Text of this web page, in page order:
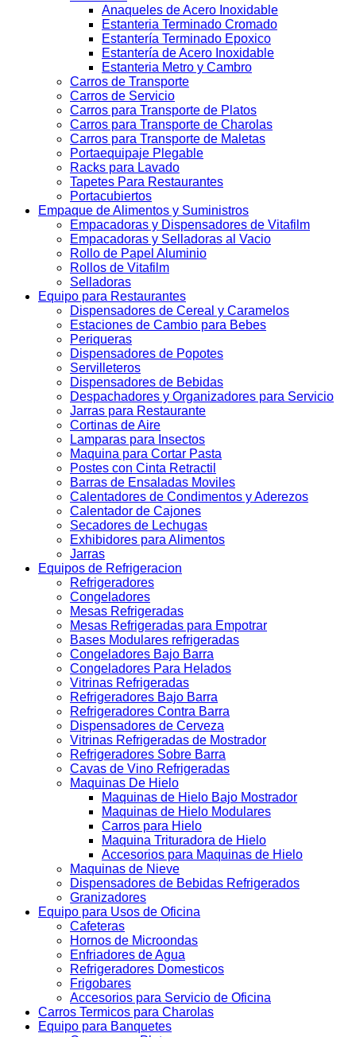
Anaqueles de Acero Inoxidable
Estanteria Terminado Cromado
Estantería Terminado Epoxico
Estantería de Acero Inoxidable
Estanteria Metro y Cambro
Carros de Transporte
Carros de Servicio
Carros para Transporte de Platos
Carros para Transporte de Charolas
Carros para Transporte de Maletas
Portaequipaje Plegable
Racks para Lavado
Tapetes Para Restaurantes
Portacubiertos
Empaque de Alimentos y Suministros
Empacadoras y Dispensadores de Vitafilm
Empacadoras y Selladoras al Vacio
Rollo de Papel Aluminio
Rollos de Vitafilm
Selladoras
Equipo para Restaurantes
Dispensadores de Cereal y Caramelos
Estaciones de Cambio para Bebes
Periqueras
Dispensadores de Popotes
Servilleteros
Dispensadores de Bebidas
Despachadores y Organizadores para Servicio
Jarras para Restaurante
Cortinas de Aire
Lamparas para Insectos
Maquina para Cortar Pasta
Postes con Cinta Retractil
Barras de Ensaladas Moviles
Calentadores de Condimentos y Aderezos
Calentador de Cajones
Secadores de Lechugas
Exhibidores para Alimentos
Jarras
Equipos de Refrigeracion
Refrigeradores
Congeladores
Mesas Refrigeradas
Mesas Refrigeradas para Empotrar
Bases Modulares refrigeradas
Congeladores Bajo Barra
Congeladores Para Helados
Vitrinas Refrigeradas
Refrigeradores Bajo Barra
Refrigeradores Contra Barra
Dispensadores de Cerveza
Vitrinas Refrigeradas de Mostrador
Refrigeradores Sobre Barra
Cavas de Vino Refrigeradas
Maquinas De Hielo
Maquinas de Hielo Bajo Mostrador
Maquinas de Hielo Modulares
Carros para Hielo
Maquina Trituradora de Hielo
Accesorios para Maquinas de Hielo
Maquinas de Nieve
Dispensadores de Bebidas Refrigerados
Granizadores
Equipo para Usos de Oficina
Cafeteras
Hornos de Microondas
Enfriadores de Agua
Refrigeradores Domesticos
Frigobares
Accesorios para Servicio de Oficina
Carros Termicos para Charolas
Equipo para Banquetes